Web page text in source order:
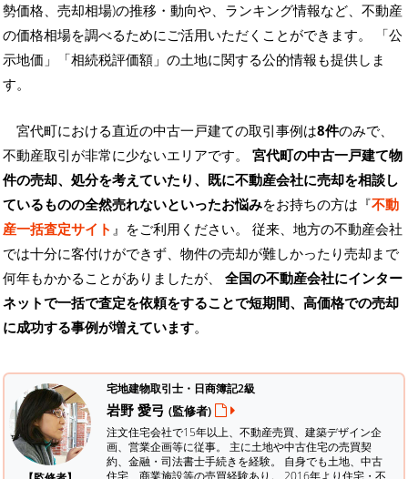
勢価格、売却相場)の推移・動向や、ランキング情報など、不動産
の価格相場を調べるためにご活用いただくことができます。
「公
示地価」「相続税評価額」の土地に関する公的情報も提供しま
す。
宮代町における直近の中古一戸建ての取引事例は8件のみで、
不動産取引が非常に少ないエリアです。 宮代町の中古一戸建て物
件の売却、処分を考えていたり、既に不動産会社に売却を相談し
ているものの全然売れないといったお悩みをお持ちの方は『不動
産一括査定サイト 』をご利用ください。 従来、地方の不動産会社
では十分に客付けができず、物件の売却が難しかったり売却まで
何年もかかることがありましたが、 全国の不動産会社にインター
ネットで一括で査定を依頼をすることで短期間、高価格での売却
に成功する事例が増えています。
宅地建物取引士・日商簿記2級
岩野 愛弓 (監修者)
注文住宅会社で15年以上、不動産売買、建築デザイン企
画、営業企画等に従事。 主に土地や中古住宅の売買契
約、金融・司法書士手続きを経験。 自身でも土地、中古
住宅、商業施設等の売買経験あり。 2016年より住宅・不